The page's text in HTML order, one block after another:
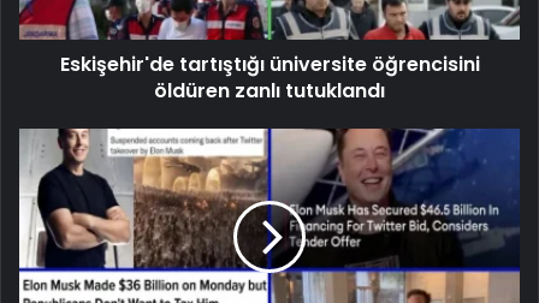
Eskişehir'de tartıştığı üniversite öğrencisini
öldüren zanlı tutuklandı